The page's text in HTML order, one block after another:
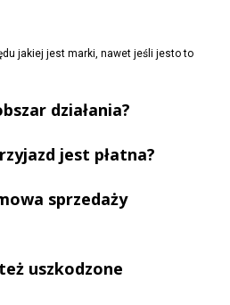
jakiej jest marki, nawet jeśli jesto to
działania?
jest płatna?
sprzedaży
uszkodzone